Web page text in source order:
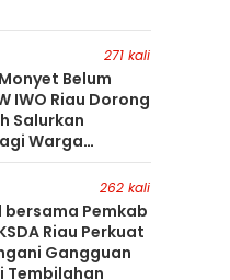
271 kali
Belum
IWO Riau Dorong
Salurkan
Warga
262 kali
bersama Pemkab
Riau Perkuat
Gangguan
Tembilahan